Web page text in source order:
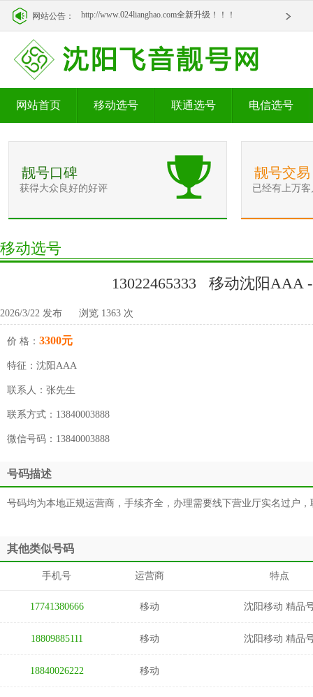
网站公告： http://www.024lianghao.com全新升级！！！
网站首页 移动选号 联通选号 电信选号
靓号口碑
获得大众良好的好评
靓号交易
已经有上万
移动选号
13022465333 移动沈阳
2026/3/22 发布 浏览 1363 次
价 格： 3300元
特征： 沈阳AAA
联系人： 张先生
联系方式： 13840003888
微信号码： 13840003888
号码描述
号码均为本地正规运营商，手续齐全，办理需要线下营业厅实名过户，
其他类似号码
手机号 运营商 特点
17741380666 移动 沈阳移动 精品
18809885111 移动 沈阳移动 精品
18840026222 移动